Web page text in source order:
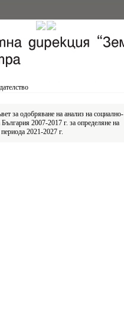
за одобряване на анализ на социално-
2007-2017 г. за определяне на
2021-2027 г.